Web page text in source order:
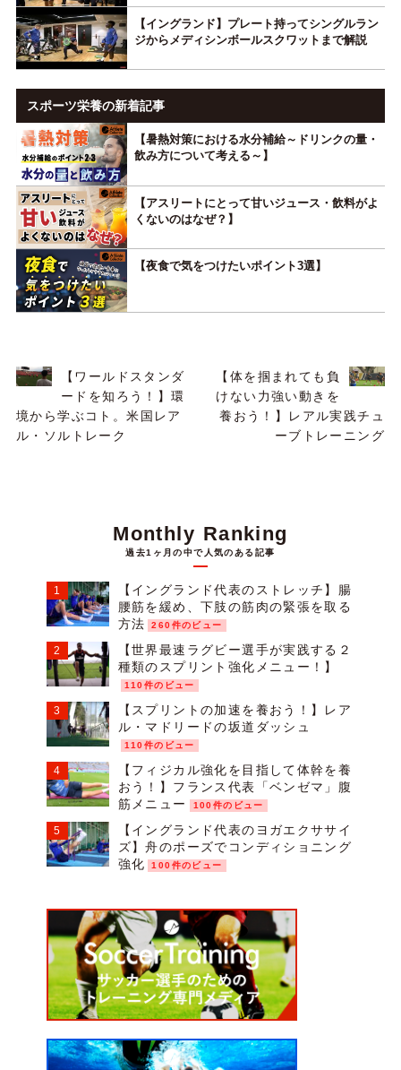
【イングランド】プレート持ってシングルラン
ジからメディシンボールスクワットまで解説
スポーツ栄養の新着記事
【暑熱対策における水分補給～ドリンクの量・
飲み方について考える～】
【アスリートにとって甘いジュース・飲料がよ
くないのはなぜ？】
【夜食で気をつけたいポイント3選】
【ワールドスタンダ
ードを知ろう！】環
境から学ぶコト。米国レア
ル・ソルトレーク
【体を掴まれても負
けない力強い動きを
養おう！】レアル実践チュ
ーブトレーニング
Monthly Ranking
過去1ヶ月の中で人気のある記事
【イングランド代表のストレッチ】腸
腰筋を緩め、下肢の筋肉の緊張を取る
方法
260件のビュー
【世界最速ラグビー選手が実践する２
種類のスプリント強化メニュー！】
110件のビュー
【スプリントの加速を養おう！】レア
ル・マドリードの坂道ダッシュ
110件のビュー
【フィジカル強化を目指して体幹を養
おう！】フランス代表「ベンゼマ」腹
筋メニュー
100件のビュー
【イングランド代表のヨガエクササイ
ズ】舟のポーズでコンディショニング
強化
100件のビュー